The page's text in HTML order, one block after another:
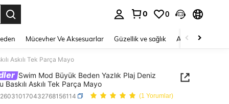
0 0
Mücevher Ve Aksesuarlar Güzellik ve sağlık Ayakkabı
Askılı Tek Parça Mayo
Swim Mod Büyük Beden Yazlık Plaj Deniz
Baskılı Askılı Tek Parça Mayo
(1 Yorumlar)